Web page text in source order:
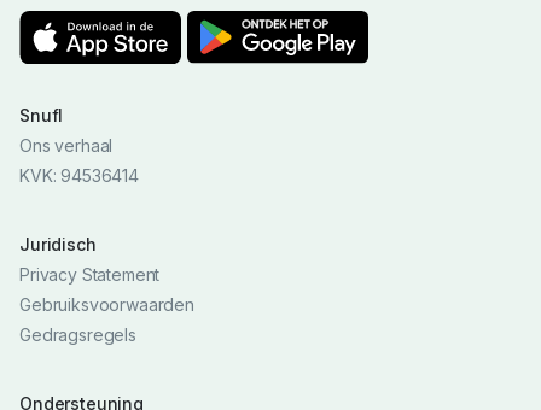
Snufl
Ons verhaal
KVK: 94536414
Juridisch
Privacy Statement
Gebruiksvoorwaarden
Gedragsregels
Ondersteuning